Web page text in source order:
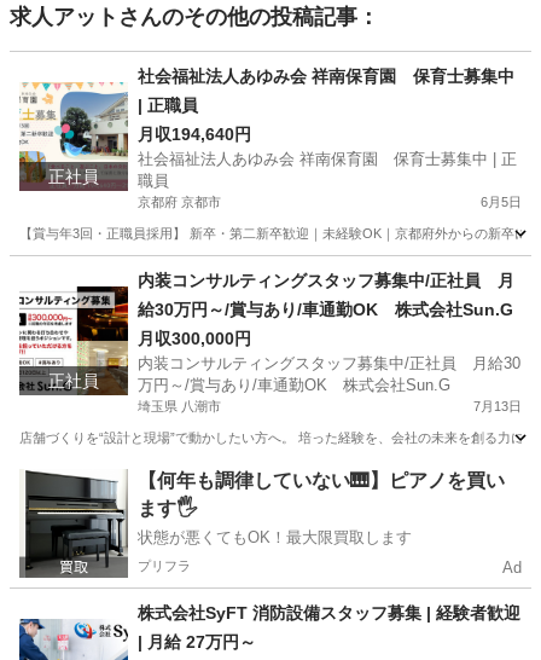
求人アット さんのその他の投稿記事：
正社員
社会福祉法人あゆみ会 祥南保育園 保育士募集中
| 正職員
月収194,640円
社会福祉法人あゆみ会 祥南保育園 保育士募集中 | 正
職員
京都府 京都市 6月5日
【賞与年3回・正職員採用】 新卒・第二新卒歓迎｜未経験OK｜京都府外からの新卒
保育士
正社員
内装コンサルティングスタッフ募集中/正社員 月
給30万円～/賞与あり/車通勤OK 株式会社Sun.G
月収300,000円
内装コンサルティングスタッフ募集中/正社員 月給30
万円～/賞与あり/車通勤OK 株式会社Sun.G
埼玉県 八潮市 7月13日
店舗づくりを“設計と現場”で動かしたい方へ。 培った経験を、会社の未来を創る力
埼玉 八潮市 その他
【何年も調律していない🎹】ピアノを買い
ます🖐️
状態が悪くてもOK！最大限買取します
プリフラ Ad
株式会社SyFT 消防設備スタッフ募集 | 経験者歓迎
| 月給 27万円～